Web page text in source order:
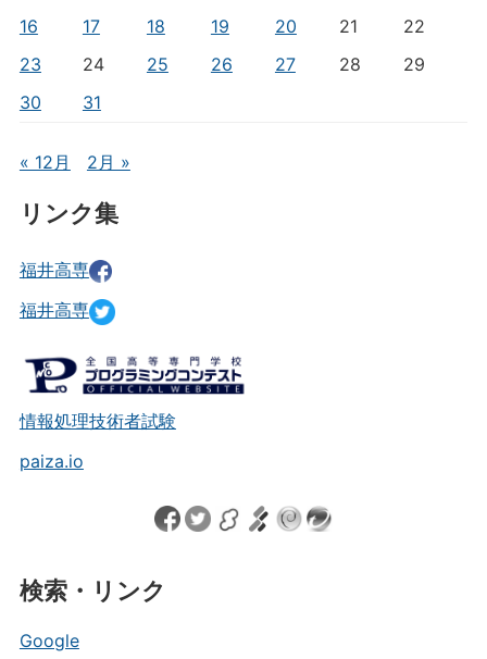
16
17 18 19 20 21
22
23
24 25 26 27 28
29
30
31
« 12月 2月 »
リンク集
福井高専
福井高専
情報処理技術者試験
paiza.io
検索・リンク
Google